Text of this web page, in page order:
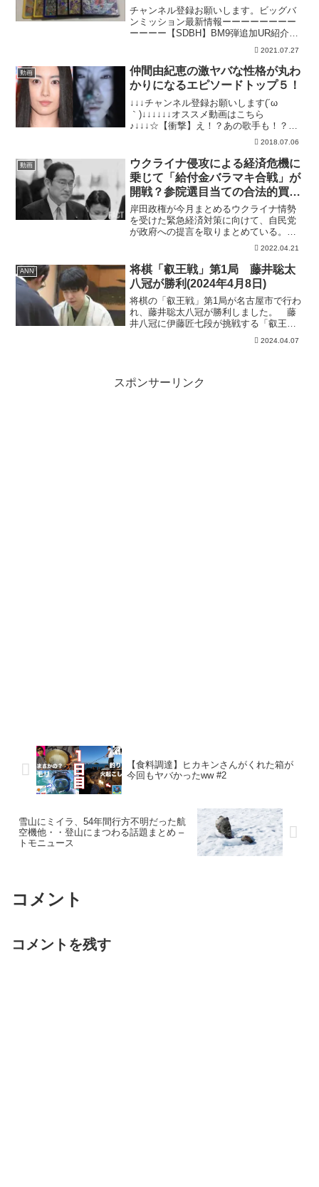
ます！【スーパードラゴンボール
ヒーローズ バトスタ】
チャンネル登録お願いします。ビッグバ
ンミッション最新情報ーーーーーーーー
ーーーー【SDBH】BM9弾追加UR紹介！
妨害アビリティが強すぎる！豪華キャン
ペーンもあるぞ！【スーパードラゴンボ
ールヒーローズ ビッグバンミッション9
弾】ーーーーーー...
2021.07.27
動画
仲間由紀恵の激ヤバな性格が丸わ
かりになるエピソードトップ５！
↓↓↓チャンネル登録お願いします(´ω
｀)↓↓↓↓↓↓オススメ動画はこちら
♪↓↓↓☆【衝撃】え！？あの歌手も！？A●
女優に転身した芸能人まとめ！☆ヤバイ
事をして干された芸能人まとめ！☆【衝
撃】ベッド写真が流出した芸能人まと
め！☆【衝撃】元芸...
2018.07.06
動画
ウクライナ侵攻による経済危機に
乗じて「給付金バラマキ合戦」が
開戦？参院選目当ての合法的買
収！？【ザ・ファクト】
岸田政権が今月まとめるウクライナ情勢
を受けた緊急経済対策に向けて、自民党
が政府への提言を取りまとめている。低
所得世帯への現金１０万円支給など、参
れる経済対策に大義はあるのだろうか。
今回のザ・ファクトは元自...
2022.04.21
ANN
将棋「叡王戦」第1局 藤井聡太
八冠が勝利(2024年4月8日)
将棋の「叡王戦」第1局が名古屋市で行わ
れ、藤井聡太八冠が勝利しました。 藤
井八冠に伊藤匠七段が挑戦する「叡王
戦」五番勝負の第1局が7日、名古屋市で
行われました。 藤井八冠は「叡王」4連
2024.04.07
スポンサーリンク
【食料調達】ヒカキンさんがくれた箱が
今回もヤバかったww #2
雪山にミイラ、54年間行方不明だった航
空機他・・登山にまつわる話題まとめ –
トモニュース
コメント
コメントを残す